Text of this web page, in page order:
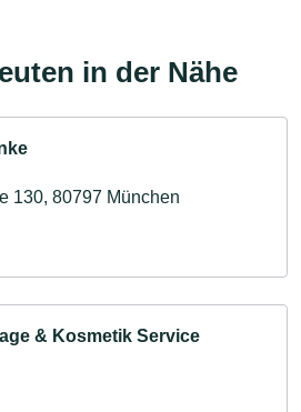
in der Nähe
130, 80797 München
& Kosmetik Service